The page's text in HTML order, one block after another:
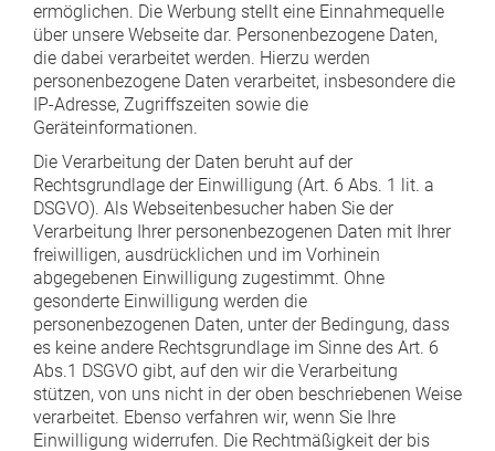
ermöglichen. Die Werbung stellt eine Einnahmequelle
über unsere Webseite dar. Personenbezogene Daten,
die dabei verarbeitet werden. Hierzu werden
personenbezogene Daten verarbeitet, insbesondere die
IP-Adresse, Zugriffszeiten sowie die
Geräteinformationen.
Die Verarbeitung der Daten beruht auf der
Rechtsgrundlage der Einwilligung (Art. 6 Abs. 1 lit. a
DSGVO). Als Webseitenbesucher haben Sie der
Verarbeitung Ihrer personenbezogenen Daten mit Ihrer
freiwilligen, ausdrücklichen und im Vorhinein
abgegebenen Einwilligung zugestimmt. Ohne
gesonderte Einwilligung werden die
personenbezogenen Daten, unter der Bedingung, dass
es keine andere Rechtsgrundlage im Sinne des Art. 6
Abs.1 DSGVO gibt, auf den wir die Verarbeitung
stützen, von uns nicht in der oben beschriebenen Weise
verarbeitet. Ebenso verfahren wir, wenn Sie Ihre
Einwilligung widerrufen. Die Rechtmäßigkeit der bis